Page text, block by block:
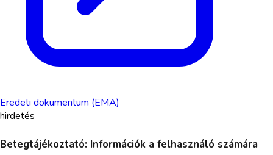
Eredeti dokumentum (EMA)
hirdetés
Betegtájékoztató: Információk a felhasználó számára